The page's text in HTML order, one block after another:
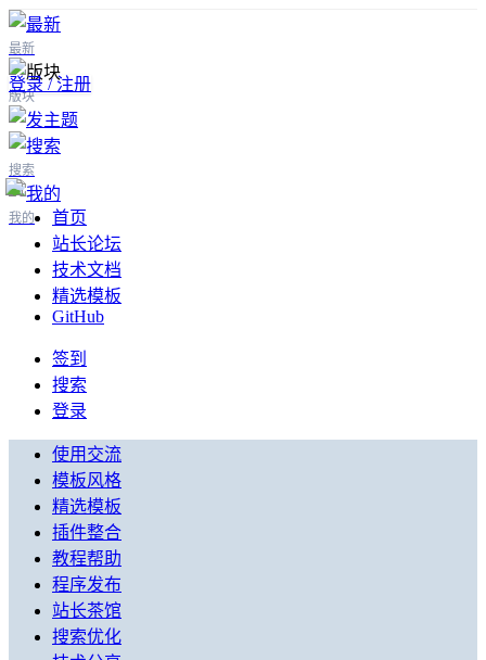
最新
版块
搜索
我的
登录 / 注册
首页
站长论坛
技术文档
精选模板
GitHub
签到
搜索
登录
使用交流
模板风格
精选模板
插件整合
教程帮助
程序发布
站长茶馆
搜索优化